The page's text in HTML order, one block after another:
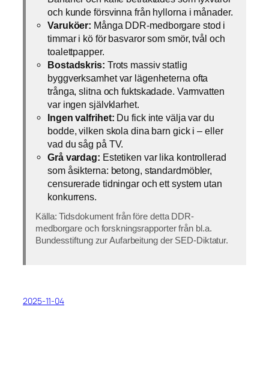
och kunde försvinna från hyllorna i månader.
Varuköer: Många DDR-medborgare stod i
timmar i kö för basvaror som smör, tvål och
toalettpapper.
Bostadskris: Trots massiv statlig
byggverksamhet var lägenheterna ofta
trånga, slitna och fuktskadade. Varmvatten
var ingen självklarhet.
Ingen valfrihet: Du fick inte välja var du
bodde, vilken skola dina barn gick i – eller
vad du såg på TV.
Grå vardag: Estetiken var lika kontrollerad
som åsikterna: betong, standardmöbler,
censurerade tidningar och ett system utan
konkurrens.
Källa: Tidsdokument från före detta DDR-
medborgare och forskningsrapporter från bl.a.
Bundesstiftung zur Aufarbeitung der SED-Diktatur.
2025-11-04